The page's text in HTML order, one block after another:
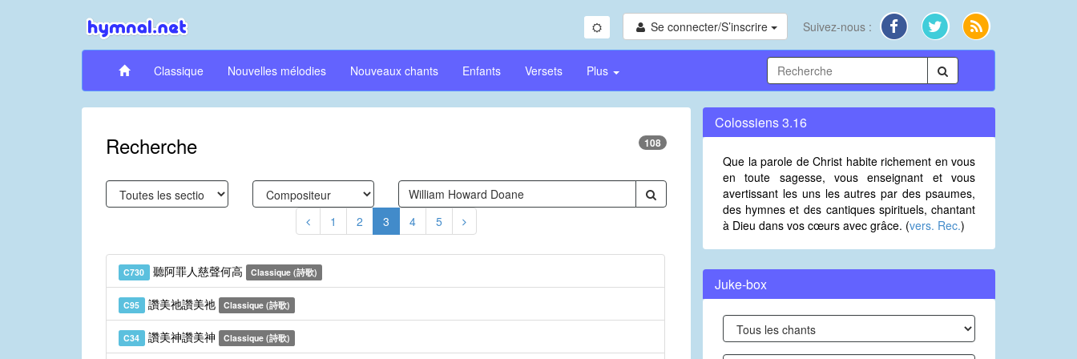
Se connecter/S’inscrire Suivez-nous :
Classique Nouvelles mélodies Nouveaux chants Enfants Versets Plus
Recherche 108
1 2 3 4 5
C730 聽阿罪人慈聲何高 Classique (詩歌)
C95 讚美祂讚美祂 Classique (詩歌)
C34 讚美神讚美神 Classique (詩歌)
Colossiens 3.16
Que la parole de Christ habite richement en vous
en toute sagesse, vous enseignant et vous
avertissant les uns les autres par des psaumes,
des hymnes et des cantiques spirituels, chantant
à Dieu dans vos cœurs avec grâce. (vers. Rec.)
Juke-box